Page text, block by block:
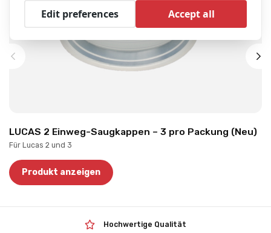
LUCAS 2 Einweg-Saugkappen – 3 pro Packung (Neu)
Für Lucas 2 und 3
Produkt anzeigen
Hochwertige Qualität
Edit preferences Accept all